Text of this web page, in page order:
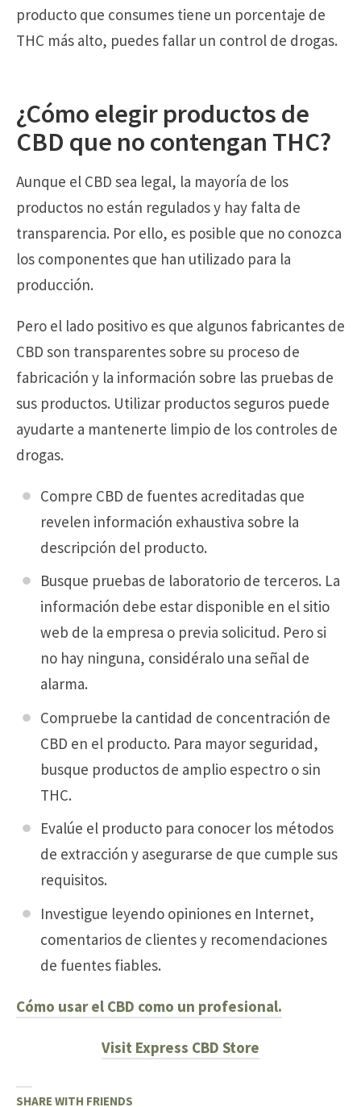
producto que consumes tiene un porcentaje de
THC más alto, puedes fallar un control de drogas.
¿Cómo elegir productos de
CBD que no contengan THC?
Aunque el CBD sea legal, la mayoría de los
productos no están regulados y hay falta de
transparencia. Por ello, es posible que no conozca
los componentes que han utilizado para la
producción.
Pero el lado positivo es que algunos fabricantes de
CBD son transparentes sobre su proceso de
fabricación y la información sobre las pruebas de
sus productos. Utilizar productos seguros puede
ayudarte a mantenerte limpio de los controles de
drogas.
Compre CBD de fuentes acreditadas que
revelen información exhaustiva sobre la
descripción del producto.
Busque pruebas de laboratorio de terceros. La
información debe estar disponible en el sitio
web de la empresa o previa solicitud. Pero si
no hay ninguna, considéralo una señal de
alarma.
Compruebe la cantidad de concentración de
CBD en el producto. Para mayor seguridad,
busque productos de amplio espectro o sin
THC.
Evalúe el producto para conocer los métodos
de extracción y asegurarse de que cumple sus
requisitos.
Investigue leyendo opiniones en Internet,
comentarios de clientes y recomendaciones
de fuentes fiables.
Cómo usar el CBD como un profesional.
Visit Express CBD Store
SHARE WITH FRIENDS